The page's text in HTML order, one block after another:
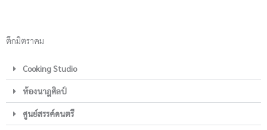
ตึกมิตราคม
Cooking Studio
ห้องนาฎศิลป์
ศูนย์สรรค์ดนตรี